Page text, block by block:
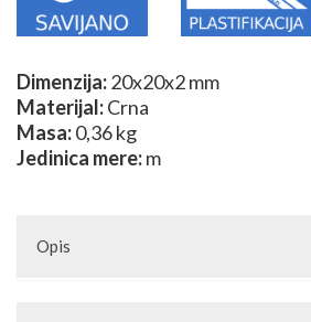
Dimenzija:20x20x2 mm
Materijal:Crna
Masa:0,36 kg
Jedinica mere:m
Opis